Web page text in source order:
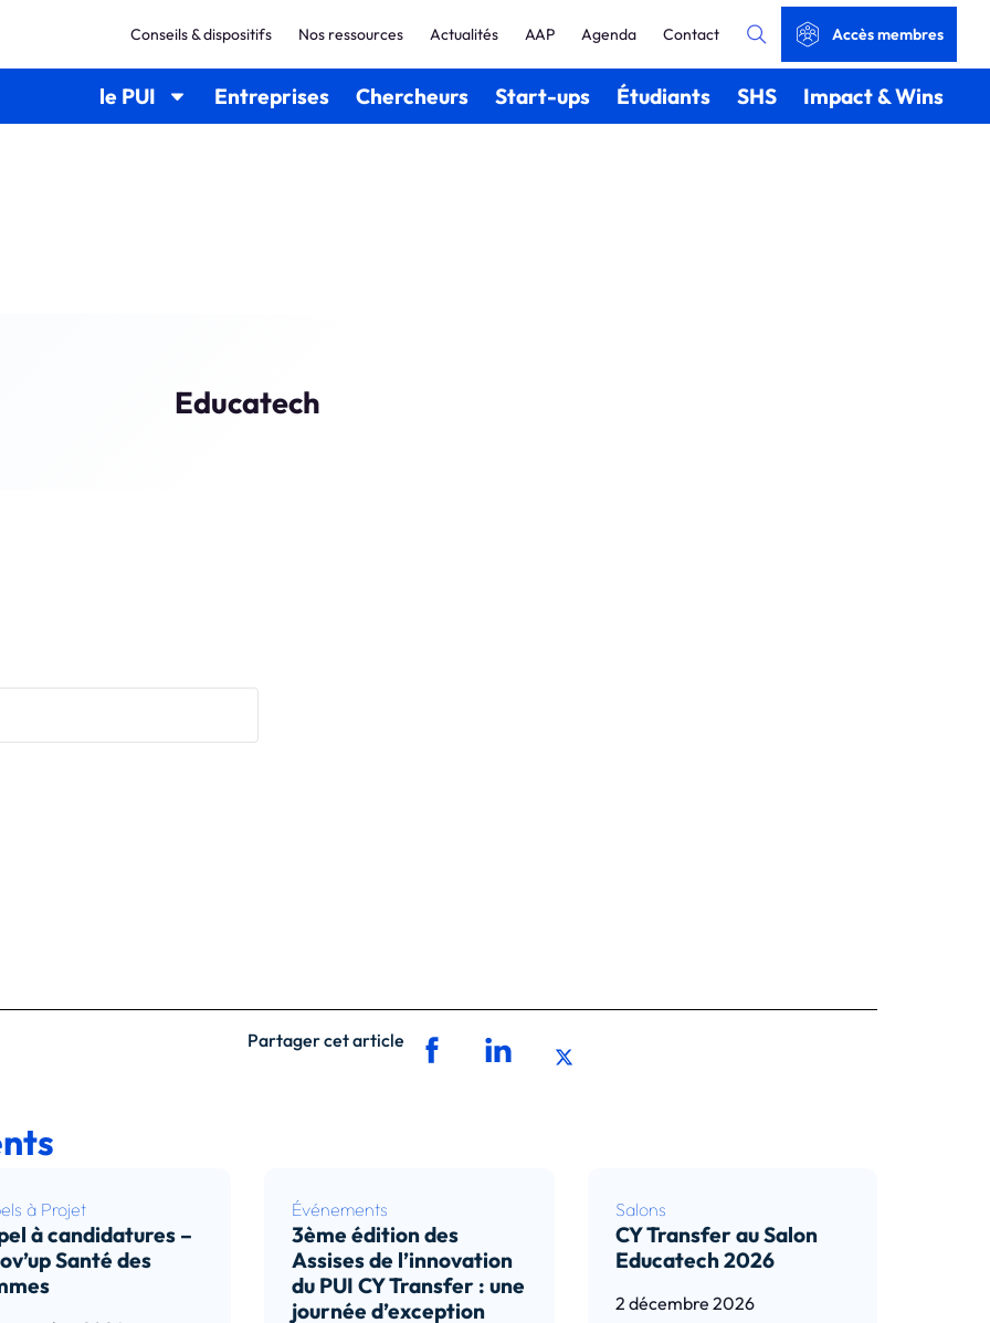
le PUI Entreprises Chercheurs Start-ups Étudiants SHS Impact & Wins
Conseils & dispositifs Nos ressources Actualités AAP Agenda Contact Accès membres
Educatech
Partager cet article
à Projet
à candidatures –
Santé des
Événements
3ème édition des
Assises de l’innovation
du PUI CY Transfer : une
journée d’exception
Salons
CY Transfer au Salon
Educatech 2026
2 décembre 2026